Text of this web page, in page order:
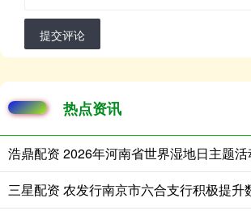
提交评论
热点资讯